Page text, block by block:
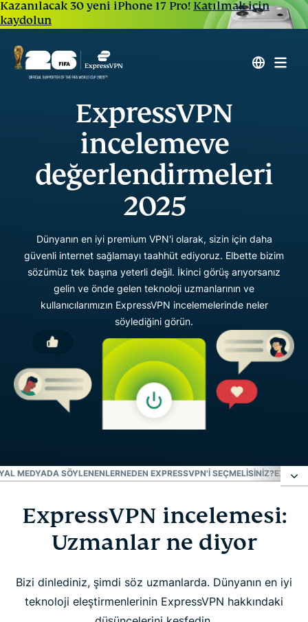
Kazanılacak 30 yeni iPhone 17 Pro! Katılmak için
kaydolun
ExpressVPN
incelemeve
değerlendirmeleri
2025
Dünyanın en iyi premium VPN'i olarak, sizin için daha
güvenli internet sağlamayı taahhüt ediyoruz. Elbette bizim
sözümüz tek başına yeterli değil. İkinci görüş arıyorsanız
gelin ve önde gelen teknoloji uzmanlarının ve
kullanıcılarımızın ExpressVPN incelemelerinde neler
söylediğini görün.
MEDYADA SÖYLENENLERNEDEN EXPRESSVPN'I SEÇMELISINIZ?
ExpressVPN incelemesi: Uzmanlar ne diyor
İşte sosyal medyada söylenenler
Neden ExpressVPN'i seçmelisiniz?
ExpressVPN incelemesi:
Uzmanlar ne diyor
Bizi dinlediniz, şimdi söz uzmanlarda. Dünyanın en iyi
teknoloji eleştirmenlerinin ExpressVPN hakkındaki